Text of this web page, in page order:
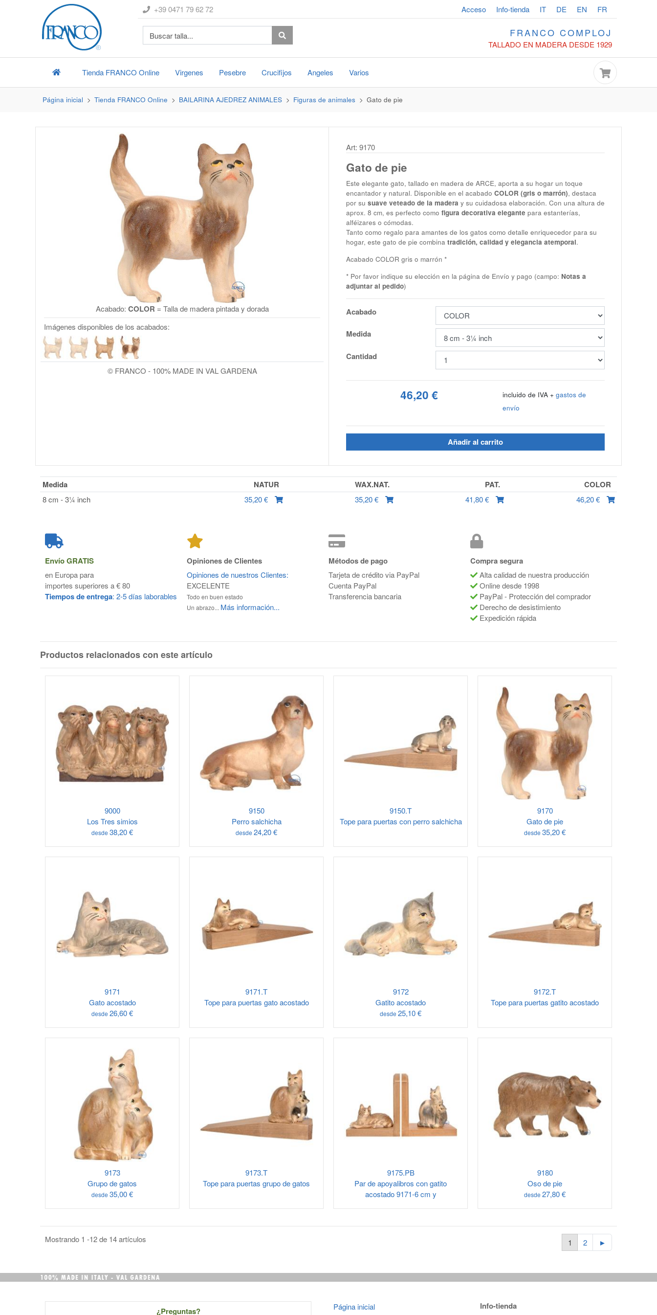
+39 0471 79 62 72 Acceso Info-tienda IT DE EN FR
FRANCO COMPLOJ
TALLADO EN MADERA DESDE 1929
Tienda FRANCO Online Virgenes Pesebre Crucifijos Angeles Varios
Página inicial Tienda FRANCO Online BAILARINA AJEDREZ ANIMALES Figuras de animales Gato de pie
Acabado: COLOR = Talla de madera pintada y dorada
Imágenes disponibles de los acabados:
© FRANCO - 100% MADE IN VAL GARDENA
Art: 9170
Gato de pie
Este elegante gato, tallado en madera de ARCE, aporta a su hogar un toque
encantador y natural. Disponible en el acabado COLOR (gris o marrón), destaca
por su suave veteado de la madera y su cuidadosa elaboración. Con una altura de
aprox. 8 cm, es perfecto como figura decorativa elegante para estanterías,
alféizares o cómodas.
Tanto como regalo para amantes de los gatos como detalle enriquecedor para su
hogar, este gato de pie combina tradición, calidad y elegancia atemporal.
Acabado COLOR gris o marrón *
* Por favor indique su elección en la página de Envío y pago (campo: Notas a
adjuntar al pedido)
Acabado
Medida
Cantidad
46,20 € incluido de IVA + gastos de
envío
Añadir al carrito
Medida NATUR WAX.NAT. PAT. COLOR
8 cm - 3¼ inch 35,20 € 35,20 € 41,80 € 46,20 €
EnvíoGRATIS
en Europa para
importes superiores a € 80
Tiempos de entrega: 2-5 días laborables
Opiniones de Clientes
Opiniones de nuestros Clientes:
EXCELENTE
Todo en buen estado
Un abrazo... Más información...
Métodos de pago
Tarjeta de crédito via PayPal
Cuenta PayPal
Transferencia bancaria
Compra segura
Alta calidad de nuestra producción
Online desde 1998
PayPal - Protección del comprador
Derecho de desistimiento
Expedición rápida
Productos relacionados con este artículo
9000
Los Tres simios
desde 38,20 €
9150
Perro salchicha
desde 24,20 €
9150.T
Tope para puertas con perro salchicha
9170
Gato de pie
desde 35,20 €
9171
Gato acostado
desde 26,60 €
9171.T
Tope para puertas gato acostado
9172
Gatito acostado
desde 25,10 €
9172.T
Tope para puertas gatito acostado
9173
Grupo de gatos
desde 35,00 €
9173.T
Tope para puertas grupo de gatos
9175.PB
Par de apoyalibros con gatito
acostado 9171-6 cm y
9180
Oso de pie
desde 27,80 €
Mostrando 1 -12 de 14 artículos 1 2 ►
¿Preguntas?
Página inicial
Info-tienda